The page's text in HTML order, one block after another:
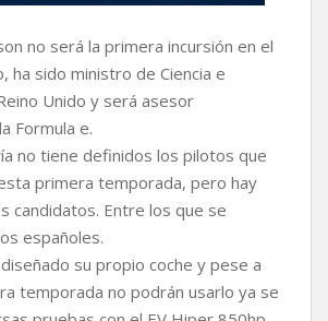
no será la primera incursión en el
ha sido ministro de Ciencia e
Unido y será asesor
Formula e.
no tiene definidos los pilotos que
primera temporada, pero hay
candidatos. Entre los que se
españoles.
su propio coche y pese a
temporada no podrán usarlo ya se